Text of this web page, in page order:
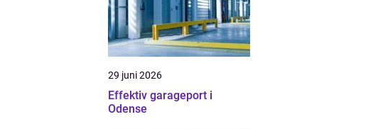
29 juni 2026
Effektiv garageport i
Odense